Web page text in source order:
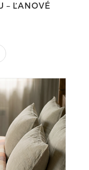
– ĽANOVÉ